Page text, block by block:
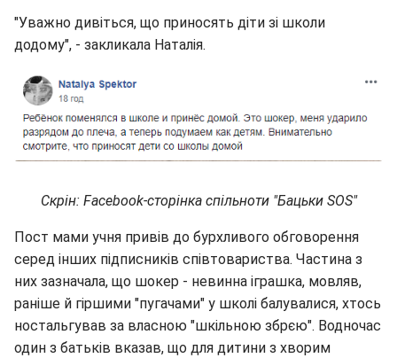
"Уважно дивіться, що приносять діти зі школи
додому", - закликала Наталія.
Скрін: Facebook-сторінка спільноти "Бацьки SOS"
Пост мами учня привів до бурхливого обговорення
серед інших підписників співтовариства. Частина з
них зазначала, що шокер - невинна іграшка, мовляв,
раніше й гіршими "пугачами" у школі балувалися, хтось
ностальгував за власною "шкільною збрєю". Водночас
один з батьків вказав, що для дитини з хворим